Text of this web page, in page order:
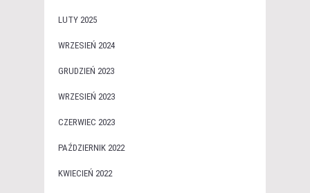
LUTY 2025
WRZESIEŃ 2024
GRUDZIEŃ 2023
WRZESIEŃ 2023
CZERWIEC 2023
PAŹDZIERNIK 2022
KWIECIEŃ 2022